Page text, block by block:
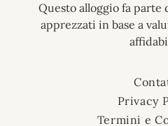
Questo alloggio fa parte
apprezzati in base a
Privacy
Termini e